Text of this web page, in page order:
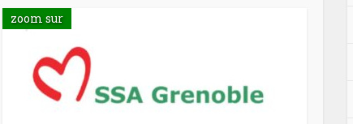
zoom sur